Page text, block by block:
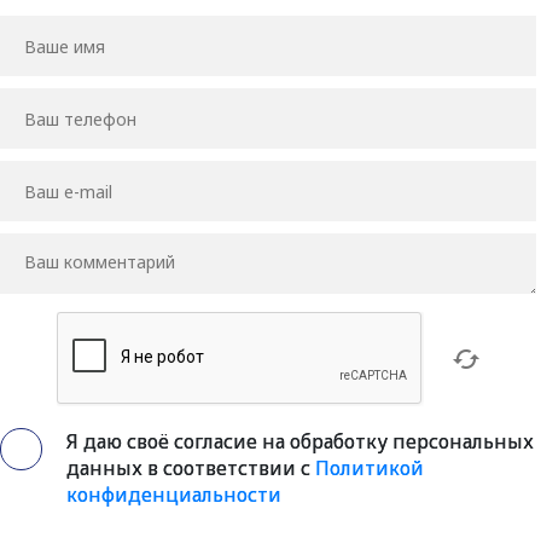
Я даю своё согласие на обработку персональных
данных в соответствии с Политикой
конфиденциальности